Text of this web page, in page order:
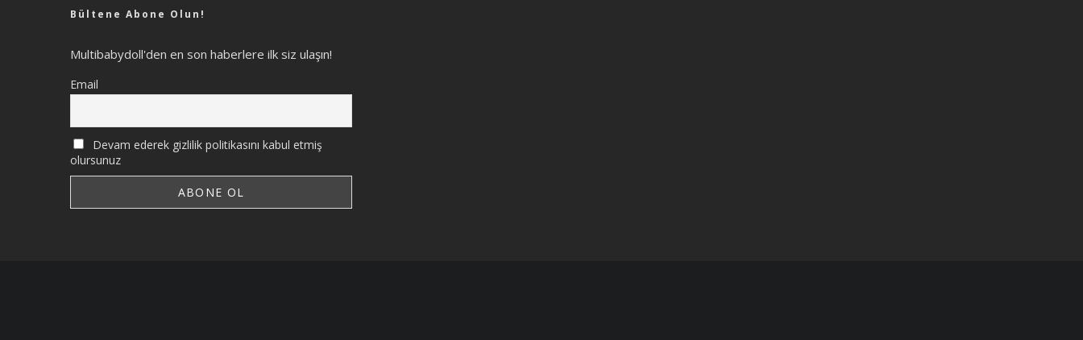
Bültene Abone Olun!
Multibabydoll'den en son haberlere ilk siz ulaşın!
Email
Devam ederek gizlilik politikasını kabul etmiş
olursunuz